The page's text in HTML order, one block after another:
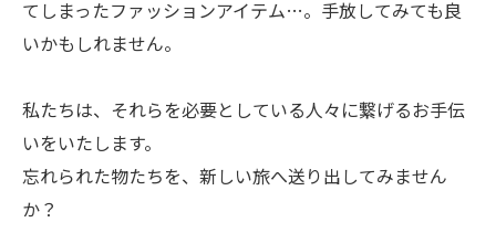
てしまったファッションアイテム…。手放してみても良
いかもしれません。
私たちは、それらを必要としている人々に繋げるお手伝
いをいたします。
忘れられた物たちを、新しい旅へ送り出してみません
か？